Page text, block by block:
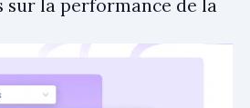
sur la performance de la